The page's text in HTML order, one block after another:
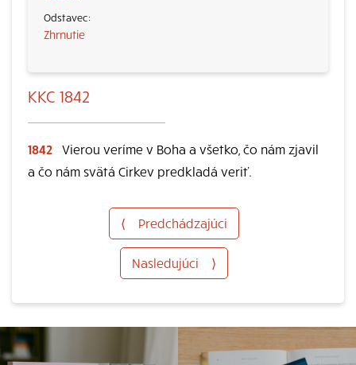
Zhrnutie
KKC 1842
1842 Vierou veríme v Boha a všetko, čo nám zjavil
a čo nám svätá Cirkev predkladá veriť.
⟨ Predchádzajúci
Nasledujúci ⟩